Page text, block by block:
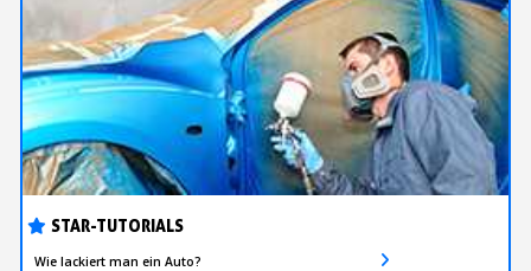
STAR-TUTORIALS
Wie lackiert man ein Auto?